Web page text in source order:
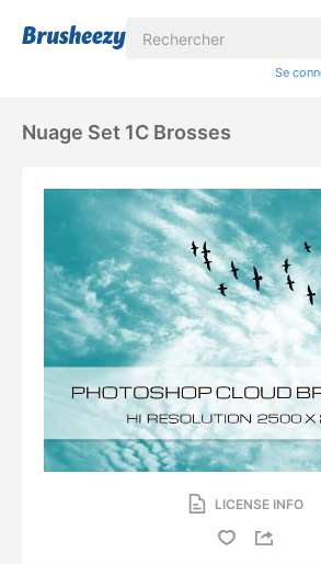
Se
Nuage Set 1C Brosses
LICENSE INFO